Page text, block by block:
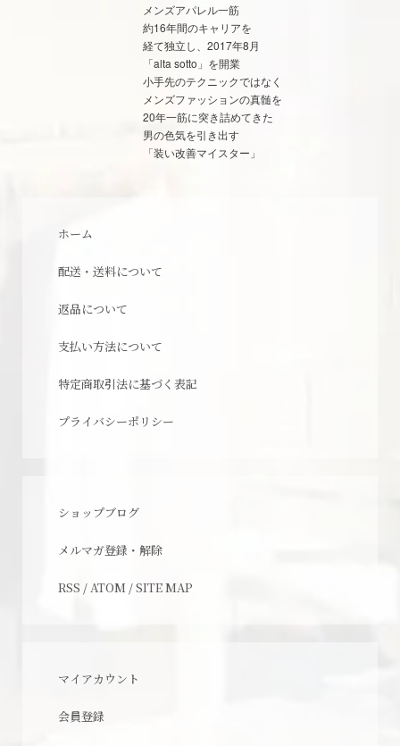
メンズアパレル一筋
約16年間のキャリアを
経て独立し、2017年8月
「alta sotto」を開業
小手先のテクニックではなく
メンズファッションの真髄を
20年一筋に突き詰めてきた
男の色気を引き出す
「装い改善マイスター」
ホーム
配送・送料について
返品について
支払い方法について
特定商取引法に基づく表記
プライバシーポリシー
ショップブログ
メルマガ登録・解除
RSS / ATOM /SITE MAP
マイアカウント
会員登録